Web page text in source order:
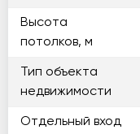
Высота
потолков, м
Тип объекта
недвижимости
Отдельный вход